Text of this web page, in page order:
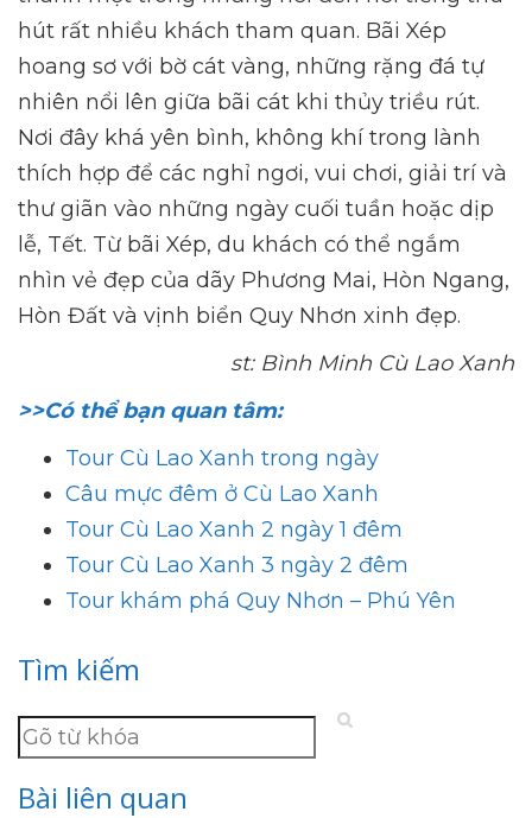
hút rất nhiều khách tham quan. Bãi Xép
hoang sơ với bờ cát vàng, những rặng đá tự
nhiên nổi lên giữa bãi cát khi thủy triều rút.
Nơi đây khá yên bình, không khí trong lành
thích hợp để các nghỉ ngơi, vui chơi, giải trí và
thư giãn vào những ngày cuối tuần hoặc dịp
lễ, Tết. Từ bãi Xép, du khách có thể ngắm
nhìn vẻ đẹp của dãy Phương Mai, Hòn Ngang,
Hòn Đất và vịnh biển Quy Nhơn xinh đẹp.
st: Bình Minh Cù Lao Xanh
>>Có thể bạn quan tâm:
Tour Cù Lao Xanh trong ngày
Câu mực đêm ở Cù Lao Xanh
Tour Cù Lao Xanh 2 ngày 1 đêm
Tour Cù Lao Xanh 3 ngày 2 đêm
Tour khám phá Quy Nhơn – Phú Yên
Tìm kiếm
Bài liên quan